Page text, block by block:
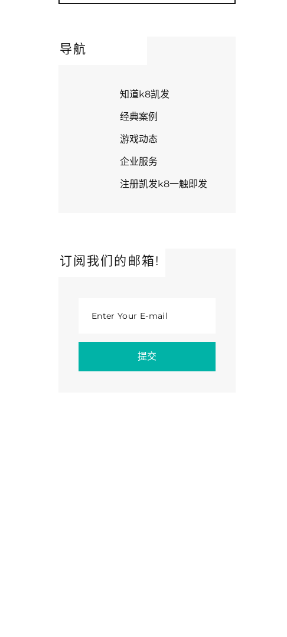
导航
知道k8凯发
经典案例
游戏动态
企业服务
注册凯发k8一触即发
订阅我们的邮箱!
Enter Your E-mail
提交